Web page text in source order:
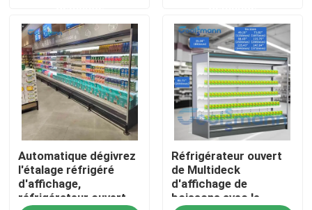
Refroidisseur ouvert à plusieurs étages
Réfrigérateur ouvert d'affichage
Réfrigérateur ouvert d'étalage
Congélateur à porte vitrée
Automatique dégivrez
l'étalage réfrigéré
d'affichage,
réfrigérateur ouvert
Réfrigérateur ouvert
de Multideck
d'affichage de
boissons avec le